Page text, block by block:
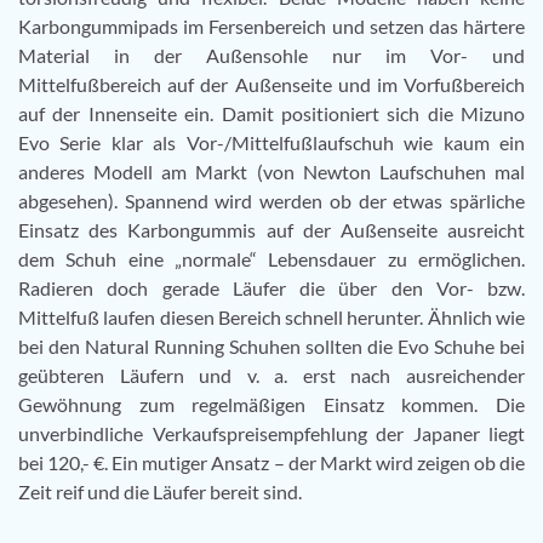
Karbongummipads im Fersenbereich und setzen das härtere
Material in der Außensohle nur im Vor- und
Mittelfußbereich auf der Außenseite und im Vorfußbereich
auf der Innenseite ein. Damit positioniert sich die Mizuno
Evo Serie klar als Vor-/Mittelfußlaufschuh wie kaum ein
anderes Modell am Markt (von Newton Laufschuhen mal
abgesehen). Spannend wird werden ob der etwas spärliche
Einsatz des Karbongummis auf der Außenseite ausreicht
dem Schuh eine „normale“ Lebensdauer zu ermöglichen.
Radieren doch gerade Läufer die über den Vor- bzw.
Mittelfuß laufen diesen Bereich schnell herunter. Ähnlich wie
bei den Natural Running Schuhen sollten die Evo Schuhe bei
geübteren Läufern und v. a. erst nach ausreichender
Gewöhnung zum regelmäßigen Einsatz kommen. Die
unverbindliche Verkaufspreisempfehlung der Japaner liegt
bei 120,- €. Ein mutiger Ansatz – der Markt wird zeigen ob die
Zeit reif und die Läufer bereit sind.